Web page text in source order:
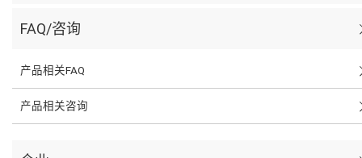
FAQ/咨询
产品相关FAQ
产品相关咨询